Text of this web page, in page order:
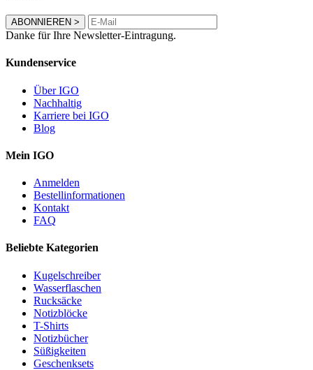
ABONNIEREN >
Danke für Ihre Newsletter-Eintragung.
Kundenservice
Über IGO
Nachhaltig
Karriere bei IGO
Blog
Mein IGO
Anmelden
Bestellinformationen
Kontakt
FAQ
Beliebte Kategorien
Kugelschreiber
Wasserflaschen
Rucksäcke
Notizblöcke
T-Shirts
Notizbücher
Süßigkeiten
Geschenksets